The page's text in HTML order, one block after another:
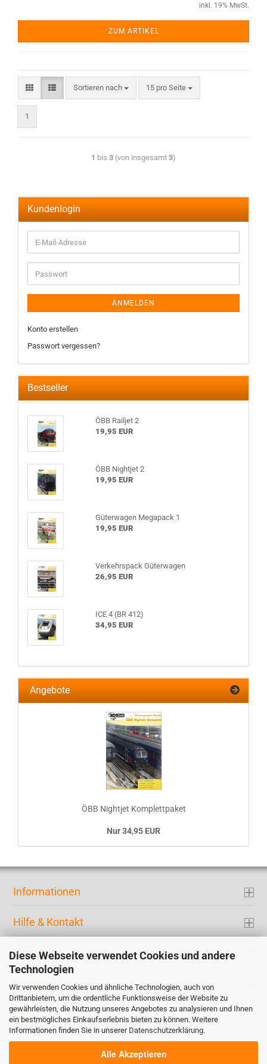
Diese Webseite verwendet Cookies und andere
Technologien
Wir verwenden Cookies und ähnliche Technologien, auch von
Drittanbietern, um die ordentliche Funktionsweise der Website zu
gewährleisten, die Nutzung unseres Angebotes zu analysieren und Ihnen
ein bestmögliches Einkaufserlebnis bieten zu können. Weitere
Informationen finden Sie in unserer Datenschutzerklärung.
Alle Akzeptieren
inkl. 19% MwSt.
ZUM ARTIKEL
Sortieren nach 15 pro Seite
1
1 bis 3 (von insgesamt 3)
Kundenlogin
ANMELDEN
Konto erstellen
Passwort vergessen?
Bestseller
ÖBB Railjet 2
19,95 EUR
ÖBB Nightjet 2
19,95 EUR
Güterwagen Megapack 1
19,95 EUR
Verkehrspack Güterwagen
26,95 EUR
ICE 4 (BR 412)
34,95 EUR
Angebote
ÖBB Nightjet Komplettpaket
Nur 34,95 EUR
Informationen
Hilfe & Kontakt
Ihr Konto
Kontaktdaten
Zahlung